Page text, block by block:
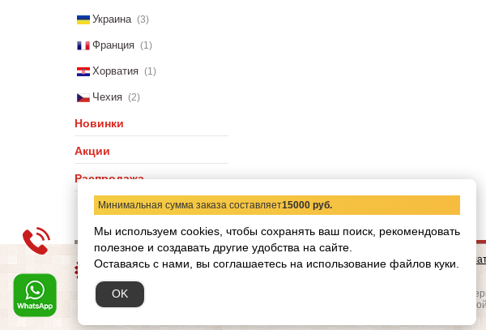
Украина (3)
Франция (1)
Хорватия (1)
Чехия (2)
Новинки
Акции
Распродажа
О компании Статьи Новинки Доставка и
Обращаем ваше внимание на то, что данный
при каких условиях не является публичной
Минимальная сумма заказа составляет15000 руб.
Мы используем cookies, чтобы сохранять ваш поиск, рекомендовать
полезное и создавать другие удобства на сайте.
Оставаясь с нами, вы соглашаетесь на использование файлов куки.
OK